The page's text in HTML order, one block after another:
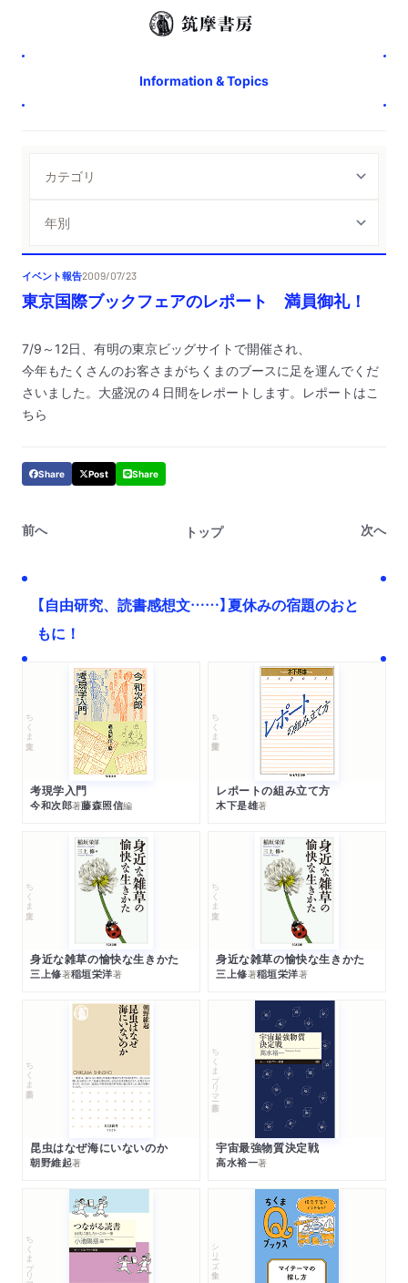
Information & Topics
イベント報告2009/07/23
東京国際ブックフェアのレポート 満員御礼！
7/9～12日、有明の東京ビッグサイトで開催され、
今年もたくさんのお客さまがちくまのブースに足を運んでくだ
さいました。 大盛況の４日間をレポートします。レポートはこ
ちら
Share Post Share
前へ トップ 次へ
【自由研究、読書感想文……】夏休みの宿題のおと
もに！
ちくま文庫
考現学入門
今和次郎著藤森照信編
ちくま学芸文庫
レポートの組み立て方
木下是雄著
ちくま文庫
身近な雑草の愉快な生きかた
三上修著稲垣栄洋著
ちくま文庫
身近な雑草の愉快な生きかた
三上修著稲垣栄洋著
ちくま新書
昆虫はなぜ海にいないのか
朝野維起著
ちくまプリマー新書
宇宙最強物質決定戦
高水裕一著
ちくまプリマー新書 シリーズ・全集